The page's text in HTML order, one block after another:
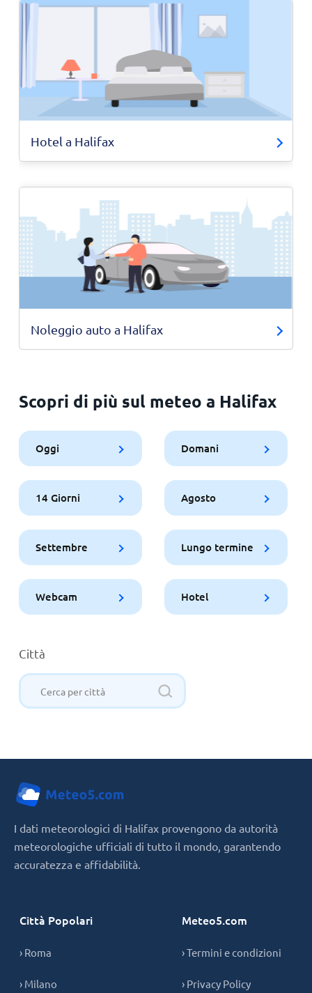
Hotel a Halifax
Noleggio auto a Halifax
Scopri di più sul meteo a Halifax
Oggi Domani
14 Giorni Agosto
Settembre Lungo termine
Webcam Hotel
Città
I dati meteorologici di Halifax provengono da autorità
meteorologiche ufficiali di tutto il mondo, garantendo
accuratezza e affidabilità.
Città Popolari
› Roma
› Milano
Meteo5.com
› Termini e condizioni
› Privacy Policy